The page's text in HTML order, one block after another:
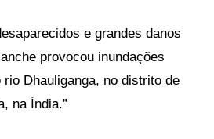
e grandes danos
provocou inundações
Dhauliganga, no distrito de
na Índia.”